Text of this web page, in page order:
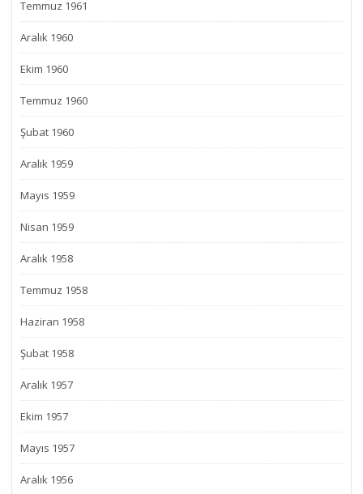
Temmuz 1961
Aralık 1960
Ekim 1960
Temmuz 1960
Şubat 1960
Aralık 1959
Mayıs 1959
Nisan 1959
Aralık 1958
Temmuz 1958
Haziran 1958
Şubat 1958
Aralık 1957
Ekim 1957
Mayıs 1957
Aralık 1956